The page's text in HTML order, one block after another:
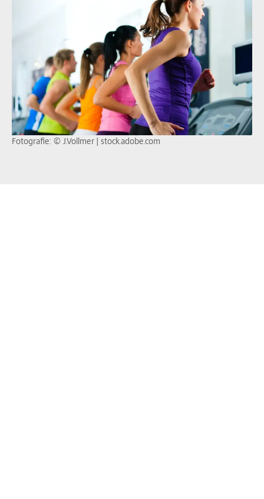
Fotografie: © J.Vollmer | stock.adobe.com